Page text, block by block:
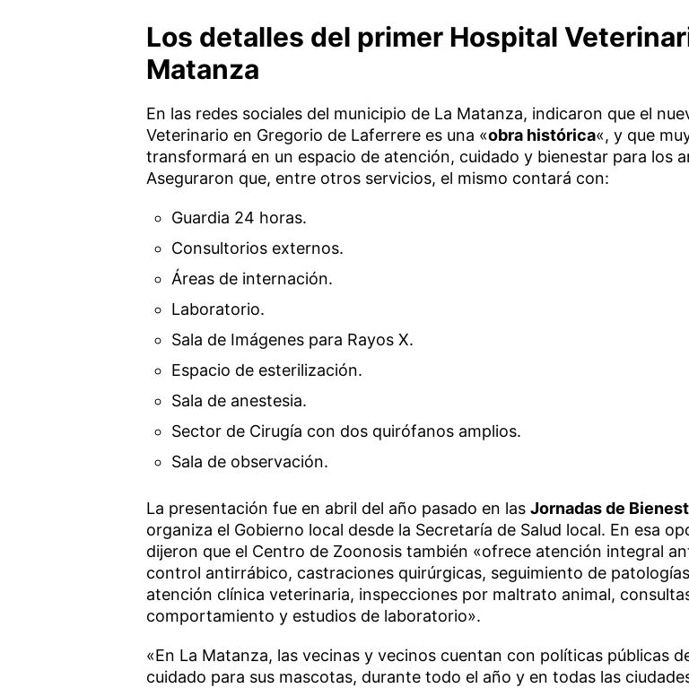
Los detalles del primer Hospital
Matanza
En las redes sociales del municipio de La Matanza, indicaron que el
Veterinario en Gregorio de Laferrere es una «obra histórica«, y que
transformará en un espacio de atención, cuidado y bienestar para los
Aseguraron que, entre otros servicios, el mismo contará con:
Guardia 24 horas.
Consultorios externos.
Áreas de internación.
Laboratorio.
Sala de Imágenes para Rayos X.
Espacio de esterilización.
Sala de anestesia.
Sector de Cirugía con dos quirófanos amplios.
Sala de observación.
La presentación fue en abril del año pasado en las Jornadas de
organiza el Gobierno local desde la Secretaría de Salud local. En esa
dijeron que el Centro de Zoonosis también «ofrece atención integral
control antirrábico, castraciones quirúrgicas, seguimiento de
atención clínica veterinaria, inspecciones por maltrato animal,
comportamiento y estudios de laboratorio».
«En La Matanza, las vecinas y vecinos cuentan con políticas públicas
cuidado para sus mascotas, durante todo el año y en todas las